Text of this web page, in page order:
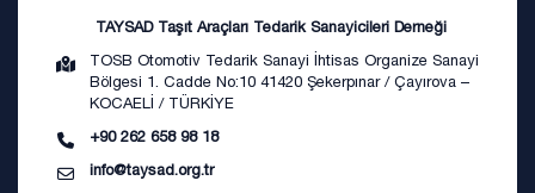
TAYSAD Taşıt Araçları Tedarik Sanayicileri Derneği
TOSB Otomotiv Tedarik Sanayi İhtisas Organize Sanayi
Bölgesi 1. Cadde No:10 41420 Şekerpınar / Çayırova –
KOCAELİ / TÜRKİYE
+90 262 658 98 18
info@taysad.org.tr